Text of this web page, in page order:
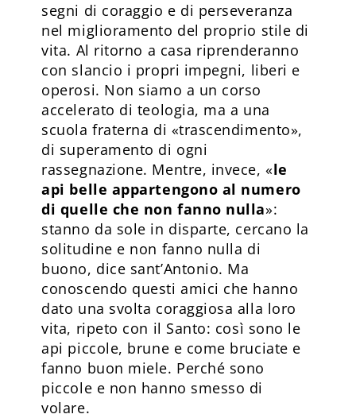
segni di coraggio e di perseveranza
nel miglioramento del proprio stile di
vita. Al ritorno a casa riprenderanno
con slancio i propri impegni, liberi e
operosi. Non siamo a un corso
accelerato di teologia, ma a una
scuola fraterna di «trascendimento»,
di superamento di ogni
rassegnazione. Mentre, invece, «le
api belle appartengono al numero
di quelle che non fanno nulla»:
stanno da sole in disparte, cercano la
solitudine e non fanno nulla di
buono, dice sant’Antonio. Ma
conoscendo questi amici che hanno
dato una svolta coraggiosa alla loro
vita, ripeto con il Santo: così sono le
api piccole, brune e come bruciate e
fanno buon miele. Perché sono
piccole e non hanno smesso di
volare.